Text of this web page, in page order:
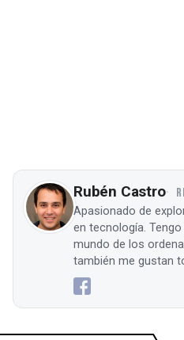
Rubén Castro
Apasionado de
en tecnología.
mundo de los
también me gustan